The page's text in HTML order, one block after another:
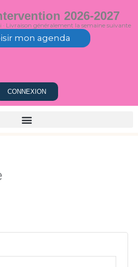
2026-2027
Livraison généralement la semaine suivante
mon agenda
CONNEXION